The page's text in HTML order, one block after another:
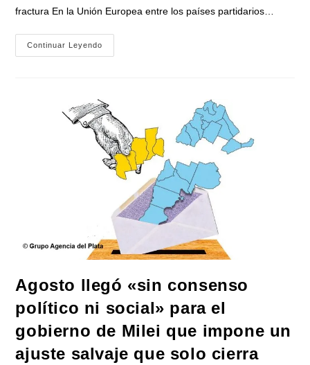
fractura En la Unión Europea entre los países partidarios…
Continuar Leyendo
Crisis
La
Unión
Europea
Y
Desata
Un
Efecto
Dominó
Cierres
Fronterizos
Agosto llegó «sin consenso
político ni social» para el
gobierno de Milei que impone un
ajuste salvaje que solo cierra